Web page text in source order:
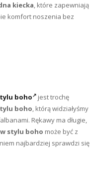
kiecka, które zapewniają
komfort noszenia bez
boho
jest trochę
boho, którą widziałyśmy
Rękawy ma długie,
w stylu boho może być z
najbardziej sprawdzi się